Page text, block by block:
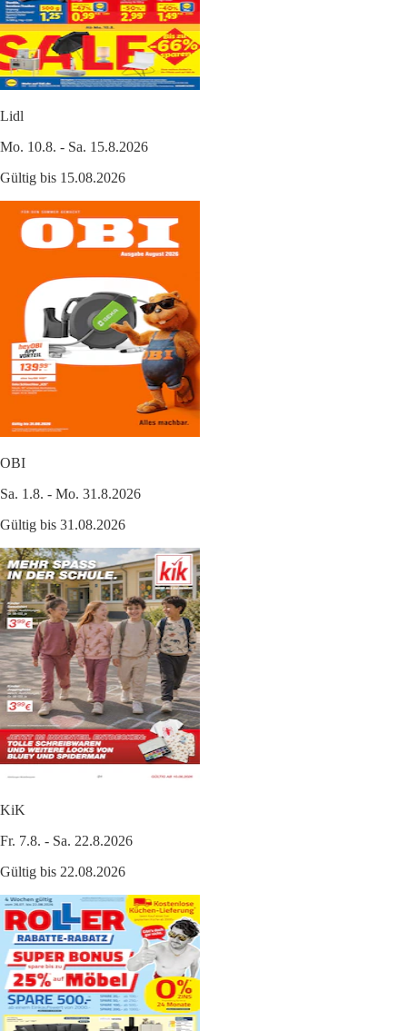
Lidl
Mo. 10.8. - Sa. 15.8.2026
Gültig bis 15.08.2026
OBI
Sa. 1.8. - Mo. 31.8.2026
Gültig bis 31.08.2026
KiK
Fr. 7.8. - Sa. 22.8.2026
Gültig bis 22.08.2026